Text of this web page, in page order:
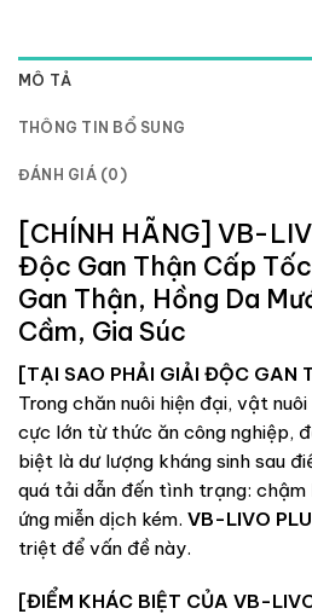
MÔ TẢ
THÔNG TIN BỔ SUNG
ĐÁNH GIÁ (0)
[CHÍNH HÃNG] VB-
Độc Gan Thận Cấp
Gan Thận, Hồng Da
Cầm, Gia Súc
[TẠI SAO PHẢI GIẢI ĐỘC GAN
Trong chăn nuôi hiện đại, vật
cực lớn từ thức ăn công nghiệp,
biệt là dư lượng kháng sinh sau
quá tải dẫn đến tình trạng:
ứng miễn dịch kém. VB-LIVO
triệt để vấn đề này.
[ĐIỂM KHÁC BIỆT CỦA VB-